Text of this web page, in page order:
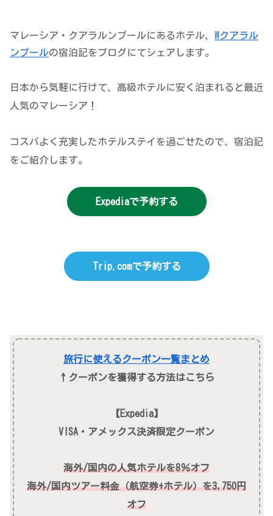
マレーシア・クアラルンプールにあるホテル、 Wクアラル
ンプールの宿泊記をブログにてシェアします。
日本から気軽に行けて、高級ホテルに安く泊まれると最近
人気のマレーシア！
コスパよく充実したホテルステイを過ごせたので、宿泊記
をご紹介します。
Expediaで予約する
Trip.comで予約する
旅行に使えるクーポン一覧まとめ
↑クーポンを獲得する方法はこちら
【Expedia】
VISA・アメックス決済限定クーポン
海外/国内の人気ホテルを8％オフ
海外/国内ツアー料金（航空券+ホテル）を3,750円
オフ